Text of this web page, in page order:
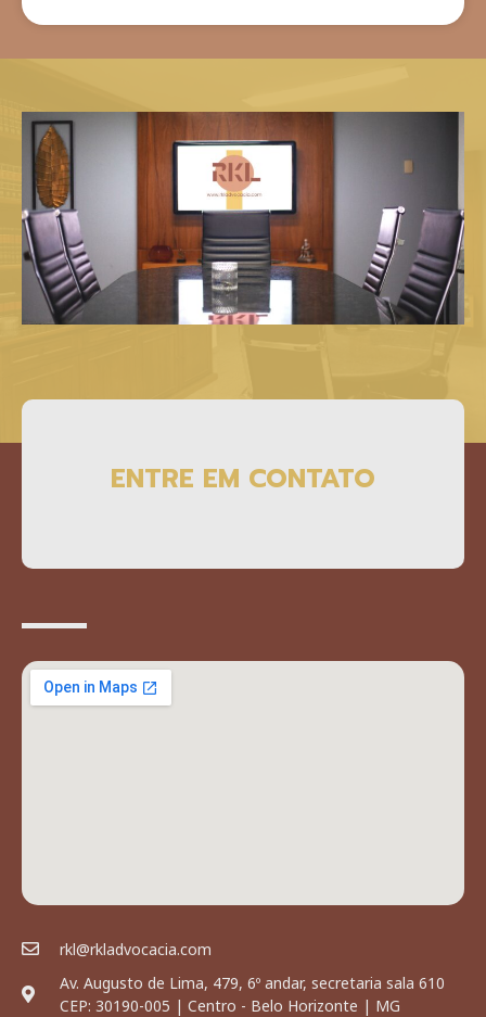
ENTRE EM CONTATO
rkl@rkladvocacia.com
Av. Augusto de Lima, 479, 6º andar, secretaria sala 610
CEP: 30190-005 | Centro - Belo Horizonte | MG